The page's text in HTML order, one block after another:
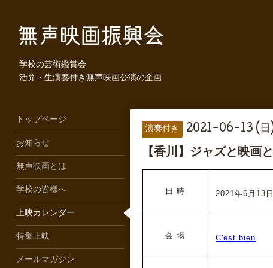
学校の芸術鑑賞会
活弁・生演奏付き無声映画公演の企画
演奏付き 2021-06-13 (日
【香川】ジャズと映
日 時 2021年6月13
会 場 C'est bien
トップページ
お知らせ
無声映画とは
学校の皆様へ
上映カレンダー
特集上映
メールマガジン